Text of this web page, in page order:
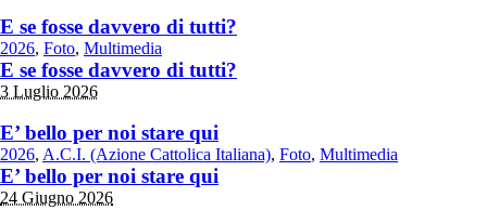
E se fosse davvero di tutti?
2026, Foto, Multimedia
E se fosse davvero di tutti?
3 Luglio 2026
E’ bello per noi stare qui
2026, A.C.I. (Azione Cattolica Italiana), Foto, Multimedia
E’ bello per noi stare qui
24 Giugno 2026